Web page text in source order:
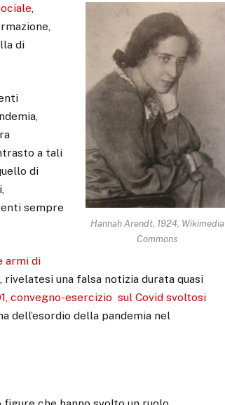
Hannah Arendt, 1924, Wikimedia
Commons
,
di
a tali
di
sempre
armi di
, rivelatesi una falsa notizia durata quasi
convegno-esercizio sul Covid svoltosi
dell’esordio della pandemia nel